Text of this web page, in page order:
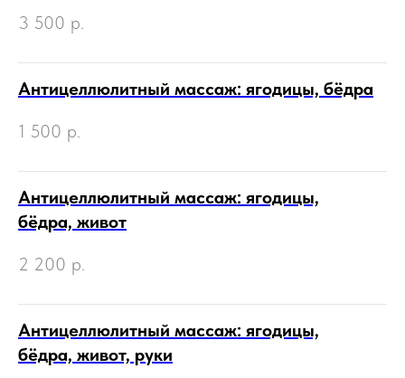
3 500 р.
Антицеллюлитный массаж: ягодицы, бёдра
1 500 р.
Антицеллюлитный массаж: ягодицы,
бёдра, живот
2 200 р.
Антицеллюлитный массаж: ягодицы,
бёдра, живот, руки